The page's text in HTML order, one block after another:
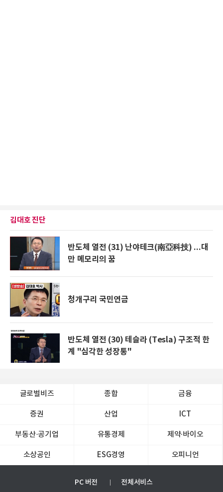
김대호 진단
반도체 열전 (31) 난야테크(南亞科技) ...대
만 메모리의 꿈
청개구리 국민연금
반도체 열전 (30) 테슬라 (Tesla) 구조적 한
계 "심각한 성장통"
글로벌비즈 종합 금융
증권 산업 ICT
부동산·공기업 유통경제 제약∙바이오
소상공인 ESG경영 오피니언
PC 버전 전체서비스